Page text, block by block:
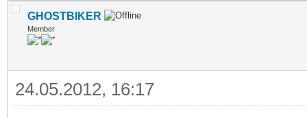
GHOSTBIKER
Member
24.05.2012, 16:17